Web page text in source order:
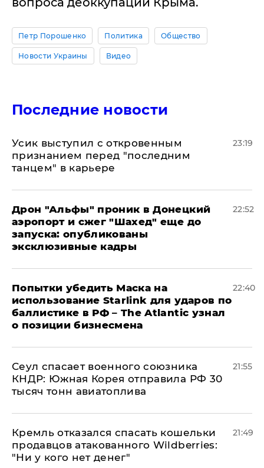
Петр Порошенко Политика Общество
Новости Украины Видео
Последние новости
Усик выступил с откровенным
признанием перед "последним
танцем" в карьере
23:19
Дрон "Альфы" проник в Донецкий
аэропорт и сжег "Шахед" еще до
запуска: опубликованы
эксклюзивные кадры
22:52
Попытки убедить Маска на
использование Starlink для ударов по
баллистике в РФ – The Atlantic узнал
о позиции бизнесмена
22:40
​Сеул спасает военного союзника
КНДР: Южная Корея отправила РФ 30
тысяч тонн авиатоплива
21:55
Кремль отказался спасать кошельки
продавцов атакованного Wildberries:
"Ни у кого нет денег"
21:49